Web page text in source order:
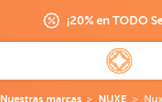
¡20% en TODO
Nuestras marcas NUXE